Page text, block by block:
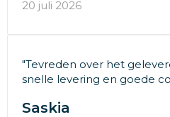
20 juli 2026
"Tevreden over het
snelle levering en goede
Saskia